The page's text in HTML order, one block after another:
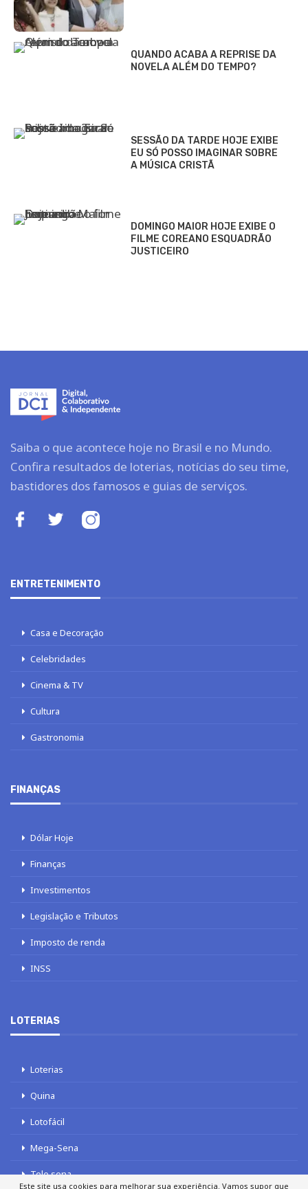
QUANDO ACABA A REPRISE DA
NOVELA ALÉM DO TEMPO?
SESSÃO DA TARDE HOJE EXIBE
EU SÓ POSSO IMAGINAR SOBRE
A MÚSICA CRISTÃ
DOMINGO MAIOR HOJE EXIBE O
FILME COREANO ESQUADRÃO
JUSTICEIRO
Saiba o que acontece hoje no Brasil e no Mundo.
Confira resultados de loterias, notícias do seu time,
bastidores dos famosos e guias de serviços.
ENTRETENIMENTO
Casa e Decoração
Celebridades
Cinema & TV
Cultura
Gastronomia
FINANÇAS
Dólar Hoje
Finanças
Investimentos
Legislação e Tributos
Imposto de renda
INSS
LOTERIAS
Loterias
Quina
Lotofácil
Mega-Sena
Tele sena
Este site usa cookies para melhorar sua experiência. Vamos supor que